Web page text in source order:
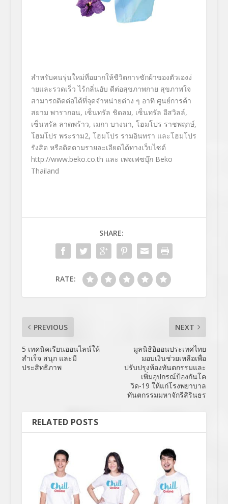
สำหรับคนรุ่นใหม่ที่อยากให้ชีวิตการซักผ้าของตัวเองง่
ายและรวดเร็ว ไร้กลิ่นอับ ดีต่อสุขภาพกาย สุขภาพใจ
สามารถติดต่อได้ที่จุดจำหน่ายต่าง ๆ อาทิ ศูนย์การค้า
สยาม พารากอน, เซ็นทรัล ชิดลม, เซ็นทรัล อีสวิลล์,
เซ็นทรัล ลาดพร้าว, เมกา บางนา, โฮมโปร ราชพฤกษ์,
โฮมโปร พระราม2, โฮมโปร รามอินทรา และโฮมโปร
รังสิต หรือติดตามรายละเอียดได้ทางเว็บไซต์
http://www.beko.co.th และ เพจเฟซบุ๊ก Beko
Thailand
SHARE:
RATE:
PREVIOUS
5 เทคนิคเรียนออนไลน์ให้
สำเร็จ สนุก และมี
ประสิทธิภาพ
NEXT
มูลนิธิอิออนประเทศไทย
มอบเงินช่วยเหลือเพื่อ
ปรับปรุงห้องทันตกรรมและ
เพิ่มอุปกรณ์ป้องกันโค
วิด-19 ให้แก่โรงพยาบาล
ทันตกรรมมหาจักรีสิรินธร
RELATED POSTS